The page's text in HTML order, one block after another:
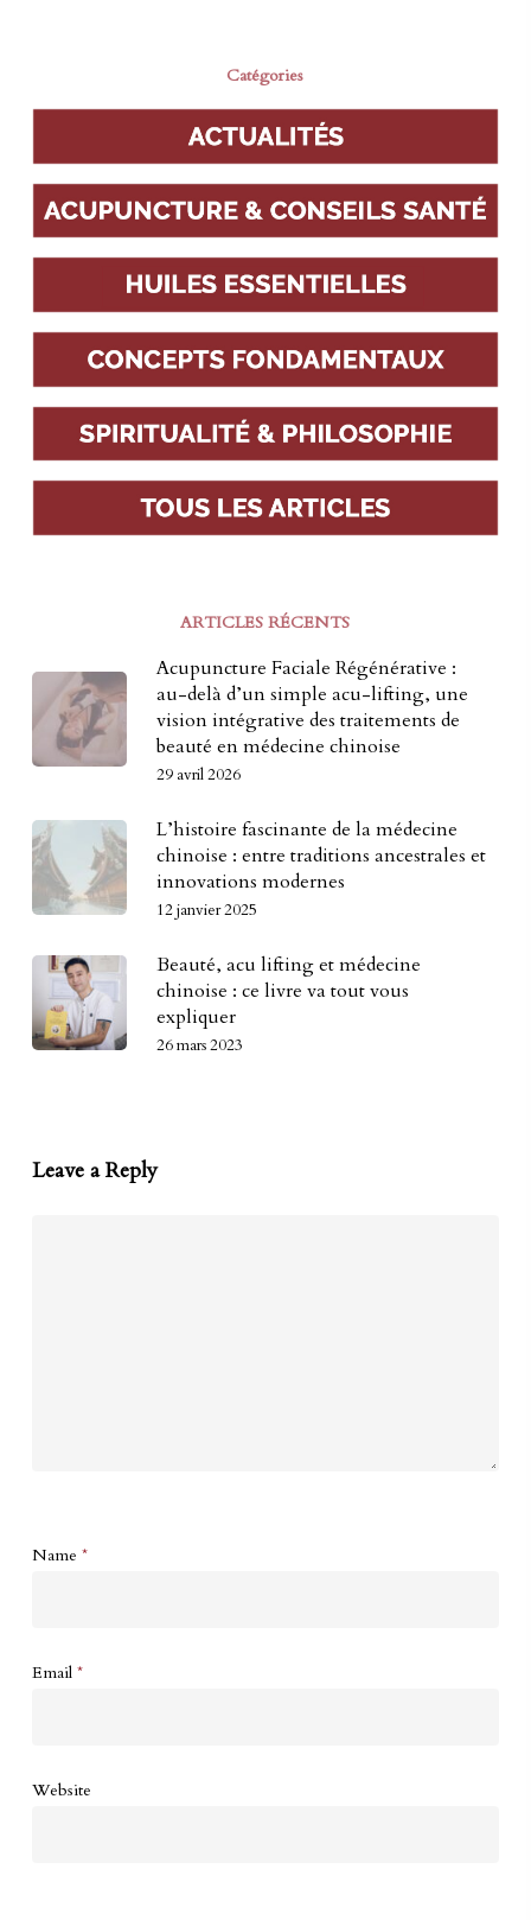
Catégories
ARTICLES RÉCENTS
Acupuncture Faciale Régénérative :
au-delà d’un simple acu-lifting, une
vision intégrative des traitements de
beauté en médecine chinoise
29 avril 2026
L’histoire fascinante de la médecine
chinoise : entre traditions ancestrales et
innovations modernes
12 janvier 2025
Beauté, acu lifting et médecine
chinoise : ce livre va tout vous
expliquer
26 mars 2023
Leave a Reply
Name *
Email *
Website